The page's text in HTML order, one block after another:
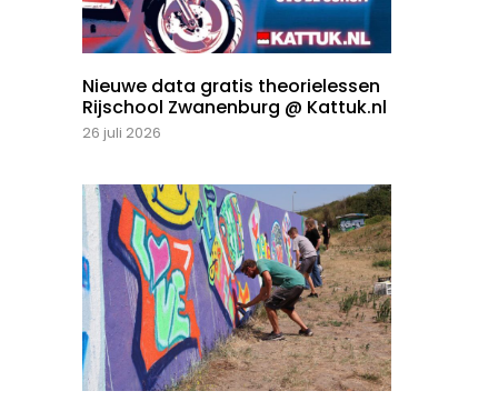
Nieuwe data gratis theorielessen
Rijschool Zwanenburg @ Kattuk.nl
26 juli 2026